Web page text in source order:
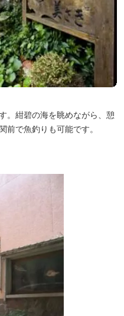
。紺碧の海を眺めながら、憩
前で魚釣りも可能です。